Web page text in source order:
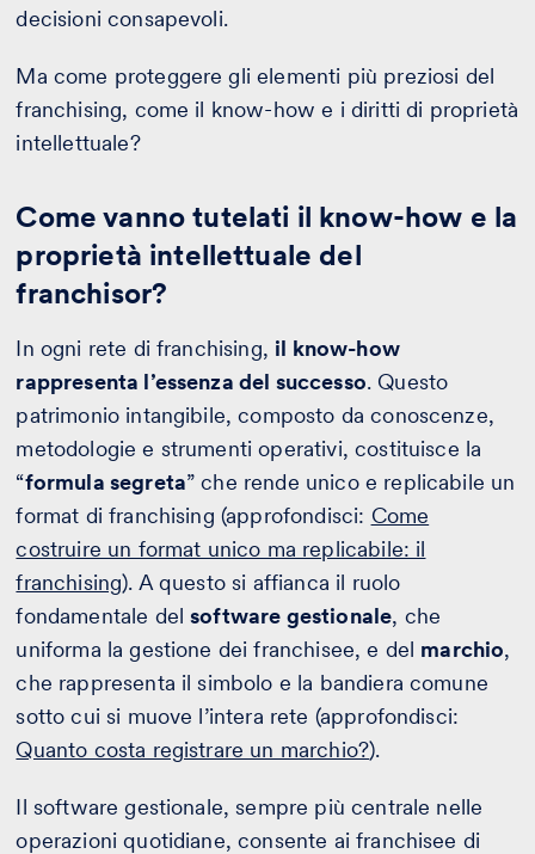
decisioni consapevoli.
Ma come proteggere gli elementi più preziosi del
franchising, come il know-how e i diritti di proprietà
intellettuale?
Come vanno tutelati il know-how e la
proprietà intellettuale del
franchisor?
In ogni rete di franchising, il know-how
rappresenta l’essenza del successo. Questo
patrimonio intangibile, composto da conoscenze,
metodologie e strumenti operativi, costituisce la
“formula segreta” che rende unico e replicabile un
format di franchising (approfondisci: Come
costruire un format unico ma replicabile: il
franchising). A questo si affianca il ruolo
fondamentale delsoftware gestionale, che
uniforma la gestione dei franchisee, e del marchio,
che rappresenta il simbolo e la bandiera comune
sotto cui si muove l’intera rete (approfondisci:
Quanto costa registrare un marchio?).
Il software gestionale, sempre più centrale nelle
operazioni quotidiane, consente ai franchisee di